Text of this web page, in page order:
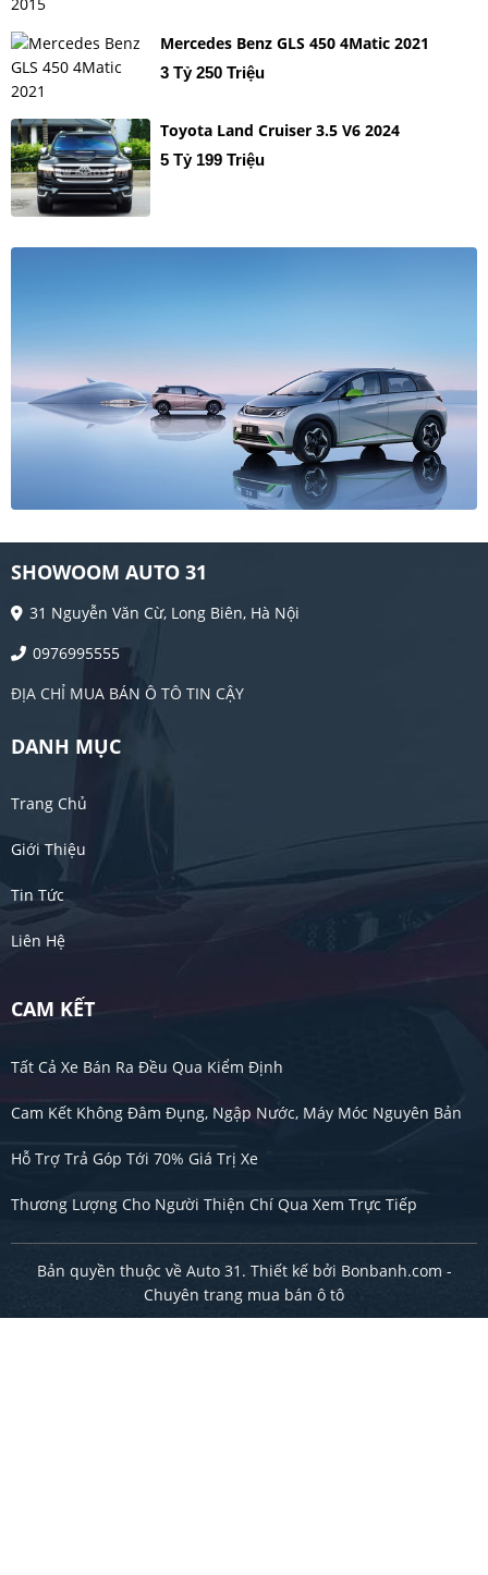
Mercedes Benz GLS 450 4Matic 2021
3 Tỷ 250 Triệu
Toyota Land Cruiser 3.5 V6 2024
5 Tỷ 199 Triệu
SHOWOOM AUTO 31
31 Nguyễn Văn Cừ, Long Biên, Hà Nội
0976995555
ĐỊA CHỈ MUA BÁN Ô TÔ TIN CẬY
DANH MỤC
Trang Chủ
Giới Thiệu
Tin Tức
Liên Hệ
CAM KẾT
Tất Cả Xe Bán Ra Đều Qua Kiểm Định
Cam Kết Không Đâm Đụng, Ngập Nước, Máy Móc Nguyên Bản
Hỗ Trợ Trả Góp Tới 70% Giá Trị Xe
Thương Lượng Cho Người Thiện Chí Qua Xem Trực Tiếp
Bản quyền thuộc về Auto 31. Thiết kế bởi Bonbanh.com -
Chuyên trang mua bán ô tô